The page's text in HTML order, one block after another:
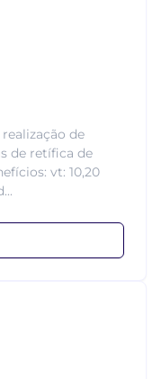
de
de retífica de
vt: 10,20